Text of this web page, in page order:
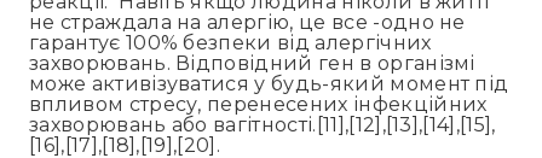
не страждала на алергію, це все -одно не
гарантує 100% безпеки від алергічних
захворювань. Відповідний ген в організмі
може активізуватися у будь-який момент під
впливом стресу, перенесених інфекційних
захворювань або вагітності.[11],[12],[13],[14],[15],
[16],[17],[18],[19],[20].